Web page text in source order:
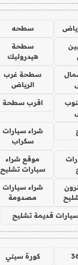
سطحه
سطحة
هيدروليك
سطحة غرب
الرياض
اقرب سطحة
شراء سيارات
سكراب
موقع شراء
سيارات تشليح
شراء سيارات
مصدومة
قديمة تشليح
كورة سيتي